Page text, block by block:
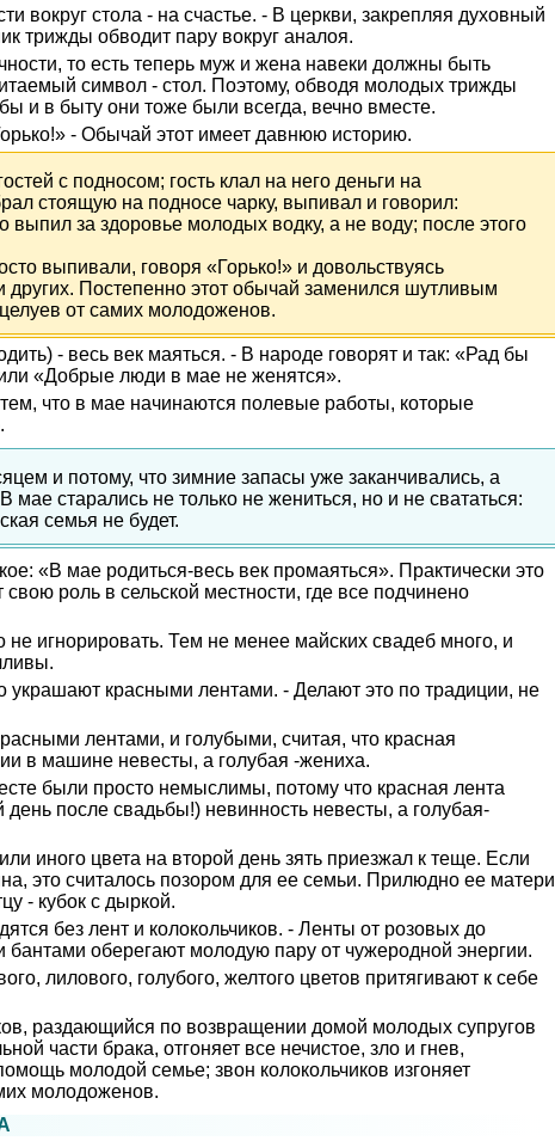
вокруг стола - на счастье. - В церкви, закрепляя духовный
трижды обводит пару вокруг аналоя.
то есть теперь муж и жена навеки должны быть
символ - стол. Поэтому, обводя молодых трижды
и в быту они тоже были всегда, вечно вместе.
- Обычай этот имеет давнюю историю.
с подносом; гость клал на него деньги на
стоящую на подносе чарку, выпивал и говорил:
выпил за здоровье молодых водку, а не воду; после этого
выпивали, говоря «Горько!» и довольствуясь
Постепенно этот обычай заменился шутливым
от самих молодоженов.
- весь век маяться. - В народе говорят и так: «Рад бы
«Добрые люди в мае не женятся».
что в мае начинаются полевые работы, которые
и потому, что зимние запасы уже заканчивались, а
старались не только не жениться, но и не свататься:
семья не будет.
«В мае родиться-весь век промаяться». Практически это
роль в сельской местности, где все подчинено
не игнорировать. Тем не менее майских свадеб много, и
красными лентами. - Делают это по традиции, не
лентами, и голубыми, считая, что красная
в машине невесты, а голубая -жениха.
были просто немыслимы, потому что красная лента
после свадьбы!) невинность невесты, а голубая-
иного цвета на второй день зять приезжал к теще. Если
это считалось позором для ее семьи. Прилюдно ее матери
- кубок с дыркой.
без лент и колокольчиков. - Ленты от розовых до
бантами оберегают молодую пару от чужеродной энергии.
лилового, голубого, желтого цветов притягивают к себе
раздающийся по возвращении домой молодых супругов
части брака, отгоняет все нечистое, зло и гнев,
молодой семье; звон колокольчиков изгоняет
молодоженов.